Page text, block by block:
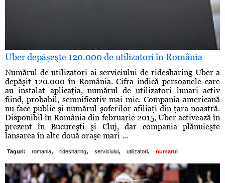
Uber depăşeşte 120.000 de utilizatori în România
Numărul de utilizatori ai serviciului de ridesharing Uber a
depăşit 120.000 în România. Cifra indică persoanele care
au instalat aplicaţia, numărul de utilizatori lunari activ
fiind, probabil, semnificativ mai mic. Compania americană
nu face public şi numărul şoferilor afiliaţi din ţara noastră.
Disponibil în România din februarie 2015, Uber activează în
prezent în Bucureşti şi Cluj, dar compania plănuieşte
lansarea în alte două oraşe mari ...
Taguri: romania, ridesharing, serviciului, utilizatori, numarul